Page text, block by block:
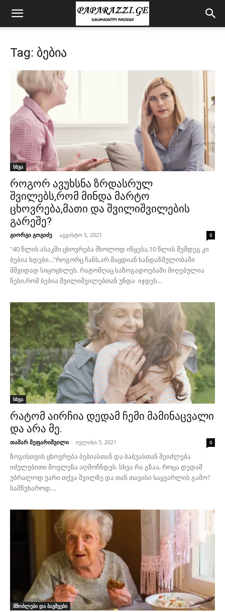
Tag: ბებია
სხვა
როგორ ავუხსნა ზრდასრულ
შვილებს,რომ მინდა მარტო
ცხოვრება,მათი და შვილიშვილების
გარეშე?
გიორგი გოგიძე - აგვისტო 5, 2021 0
"40 წლის ასაკში ცხოვრება მხოლოდ იწყება,10 წლის შემდეგ კი
ბებია ხდები..."როგორც ჩანს,არ მაცდიან ხანდაზმულობაში
მშვიდად სიცოცხლეს. რატომღაც საზოგადოებაში მიღებულია
წესი,რომ ბებია შვილიშვილებთან უნდა იჯდეს...
სხვა
რატომ აირჩია დედამ ჩემი მამინაცვალი
და არა მე.
თამარ მეფარიშვილი - ივლისი 5, 2021 0
ზოგისთვის ცხოვრება ბებიასთან და ბაბუასთან შეიძლება
იძულებითი მოვლენა აღმოჩნდეს. სხვა რა გზაა, როცა დედამ
უბრალოდ უარი თქვა შვილზე და თან თავისი საყვარლის გამო?
სამწუხაროდ,...
მშობლები და ბავშვები